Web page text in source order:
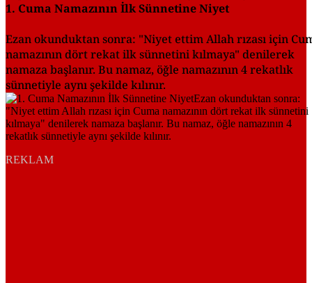
1. Cuma Namazının İlk Sünnetine Niyet
Ezan okunduktan sonra: "Niyet ettim Allah rızası için
namazının dört rekat ilk sünnetini kılmaya" denilerek
namaza başlanır. Bu namaz, öğle namazının 4 rekatlık
sünnetiyle aynı şekilde kılınır.
REKLAM